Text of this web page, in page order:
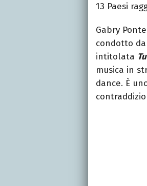
13 Paesi
Gabry
condotto
intitolata
musica in
dance. È